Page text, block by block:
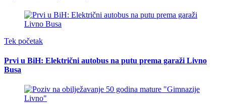
Tek početak
Prvi u BiH: Električni autobus na putu prema garaži Livno
Busa